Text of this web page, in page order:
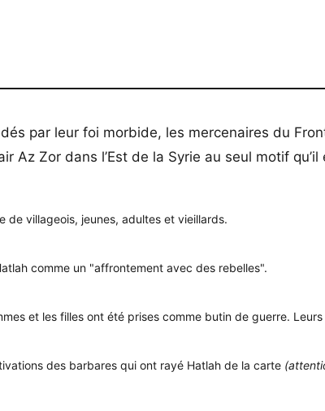
par leur foi morbide, les mercenaires du
Az Zor dans l’Est de la Syrie au seul motif qu’il
de villageois, jeunes, adultes et vieillards.
comme un "affrontement avec des rebelles".
et les filles ont été prises comme butin de guerre.
des barbares qui ont rayé Hatlah de la carte